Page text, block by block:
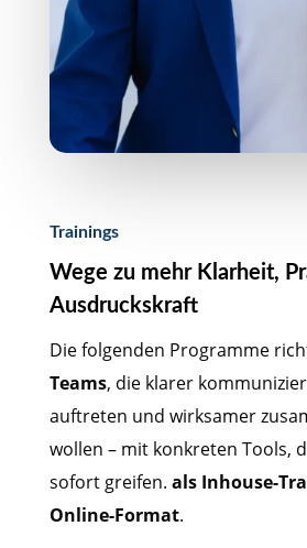
Trainings
Wege zu mehr Klarheit,
Ausdruckskraft
Die folgenden Programme
Teams, die klarer
auftreten und wirksamer
wollen – mit konkreten Tools,
sofort greifen. als Inhouse-
Online-Format.